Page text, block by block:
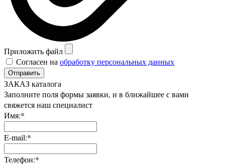
Приложить файл
Согласен на обработку персональных данных
Отправить
ЗАКАЗ каталога
Заполните поля формы заявки, и в ближайшее с вами
свяжется наш специалист
Имя:*
E-mail:*
Телефон:*